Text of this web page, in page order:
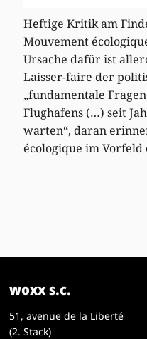
Heftige Kritik am
Mouvement
Ursache dafür ist
Laisser-faire der
„fundamentale
Flughafens (…) seit
warten“, daran
écologique im Vorfeld
woxx s.c.
51, avenue de la Liberté
(2. Stack)